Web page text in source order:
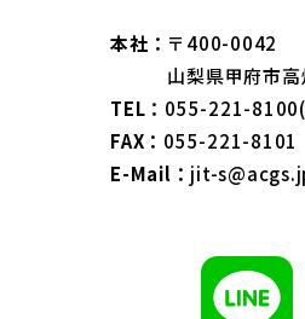
本社： 〒400-0042
山梨県甲府市
TEL： 055-221-
FAX： 055-221-8101
E-Mail： jit-